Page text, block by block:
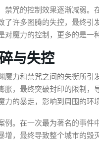
禁咒的控制效果逐渐减弱
许多图腾的失控，最终引
魔力的控制，更多的是一
与失控
魔力和禁咒之间的失衡所引
胀，最终突破封印的限制
的暴走，影响到周围的环
例。在一次最为著名的事
增，最终导致整个城市的毁